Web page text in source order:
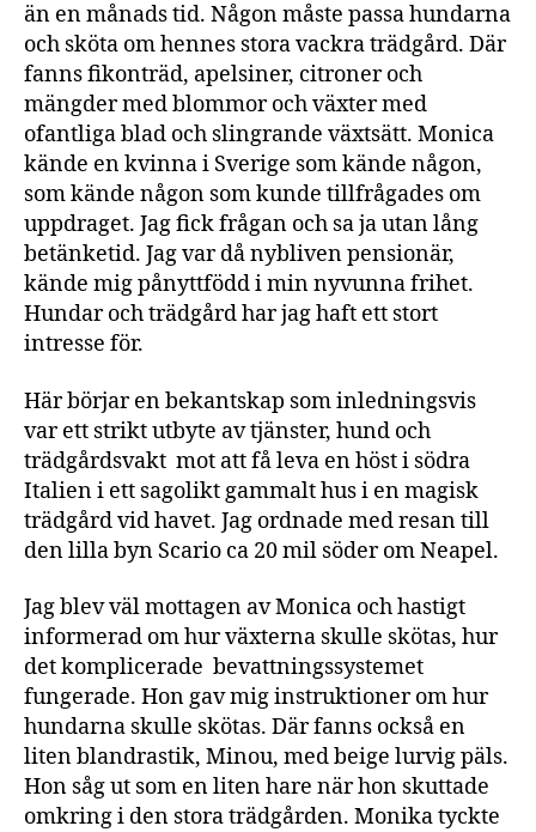
än en månads tid. Någon måste passa hundarna
och sköta om hennes stora vackra trädgård. Där
fanns fikonträd, apelsiner, citroner och
mängder med blommor och växter med
ofantliga blad och slingrande växtsätt. Monica
kände en kvinna i Sverige som kände någon,
som kände någon som kunde tillfrågades om
uppdraget. Jag fick frågan och sa ja utan lång
betänketid. Jag var då nybliven pensionär,
kände mig pånyttfödd i min nyvunna frihet.
Hundar och trädgård har jag haft ett stort
intresse för.
Här börjar en bekantskap som inledningsvis
var ett strikt utbyte av tjänster, hund och
trädgårdsvakt mot att få leva en höst i södra
Italien i ett sagolikt gammalt hus i en magisk
trädgård vid havet. Jag ordnade med resan till
den lilla byn Scario ca 20 mil söder om Neapel.
Jag blev väl mottagen av Monica och hastigt
informerad om hur växterna skulle skötas, hur
det komplicerade bevattningssystemet
fungerade. Hon gav mig instruktioner om hur
hundarna skulle skötas. Där fanns också en
liten blandrastik, Minou, med beige lurvig päls.
Hon såg ut som en liten hare när hon skuttade
omkring i den stora trädgården. Monika tyckte